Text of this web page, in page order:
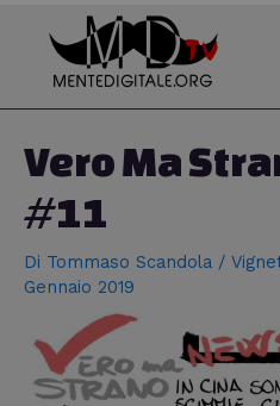
contenuto
Vero Ma
#11
Di Tommaso Scandola /
Gennaio 2019
articoli